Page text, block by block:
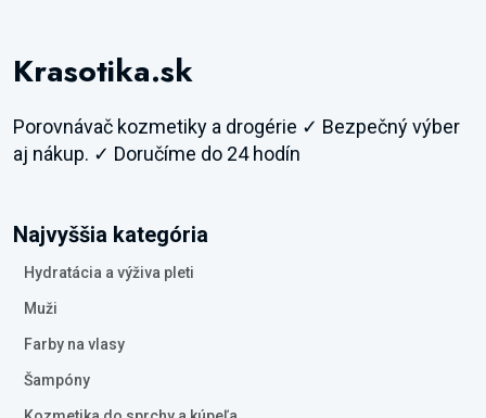
Krasotika.sk
Porovnávač kozmetiky a drogérie ✓ Bezpečný výber
aj nákup. ✓ Doručíme do 24 hodín
Najvyššia kategória
Hydratácia a výživa pleti
Muži
Farby na vlasy
Šampóny